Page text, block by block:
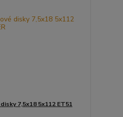
7,5x18 5x112 ET51